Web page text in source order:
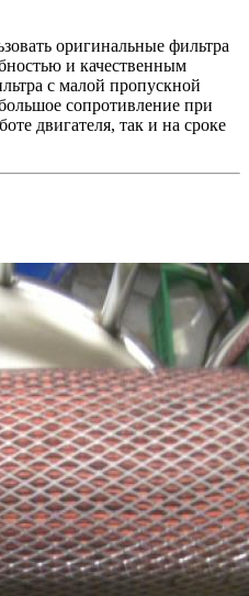
оригинальные фильтра
и качественным
с малой пропускной
сопротивление при
двигателя, так и на сроке